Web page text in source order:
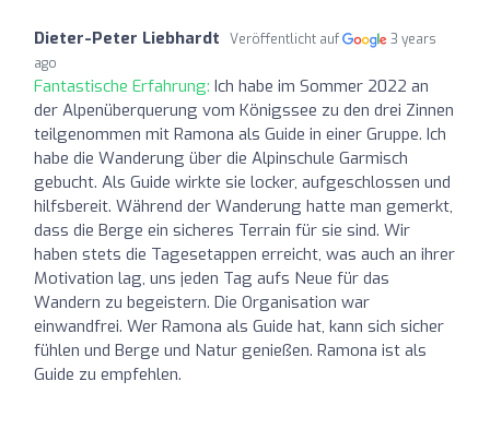
Dieter-Peter Liebhardt Veröffentlicht auf
3 years
ago
Fantastische Erfahrung: Ich habe im Sommer 2022 an
der Alpenüberquerung vom Königssee zu den drei Zinnen
teilgenommen mit Ramona als Guide in einer Gruppe. Ich
habe die Wanderung über die Alpinschule Garmisch
gebucht. Als Guide wirkte sie locker, aufgeschlossen und
hilfsbereit. Während der Wanderung hatte man gemerkt,
dass die Berge ein sicheres Terrain für sie sind. Wir
haben stets die Tagesetappen erreicht, was auch an ihrer
Motivation lag, uns jeden Tag aufs Neue für das
Wandern zu begeistern. Die Organisation war
einwandfrei. Wer Ramona als Guide hat, kann sich sicher
fühlen und Berge und Natur genießen. Ramona ist als
Guide zu empfehlen.